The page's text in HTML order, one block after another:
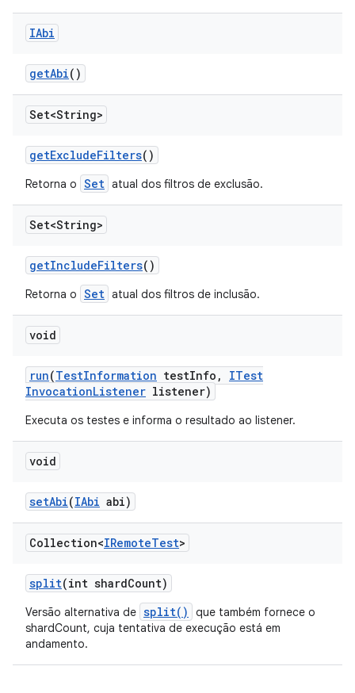
IAbi
getAbi()
Set<String>
getExcludeFilters()
Retorna o Set atual dos filtros de exclusão.
Set<String>
getIncludeFilters()
Retorna o Set atual dos filtros de inclusão.
void
run(TestInformation testInfo ,
ITest
InvocationListener listener)
Executa os testes e informa o resultado ao listener.
void
setAbi(IAbi abi)
Collection<IRemoteTest>
split(int shardCount)
Versão alternativa de split()
que também fornece o
shardCount, cuja tentativa de execução está em
andamento.